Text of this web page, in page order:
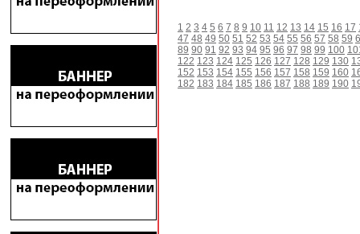
1 2 3 4 5 6 7 8 9 10 11 12 13 14 15 16 17
47 48 49 50 51 52 53 54 55 56 57 58 59
89 90 91 92 93 94 95 96 97 98 99 100
122 123 124 125 126 127 128 129 130
152 153 154 155 156 157 158 159 160
182 183 184 185 186 187 188 189 190